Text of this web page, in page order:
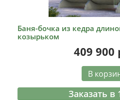
Баня-бочка из кедра
козырьком
409 900
В
Заказать в